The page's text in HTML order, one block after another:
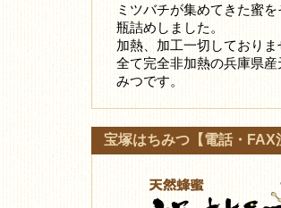
ミツバチが集めてきた蜜を
瓶詰めしました。
加熱、加工一切しておりま
全て完全非加熱の兵庫県産
みつです。
宝塚はちみつ【電話・FAX